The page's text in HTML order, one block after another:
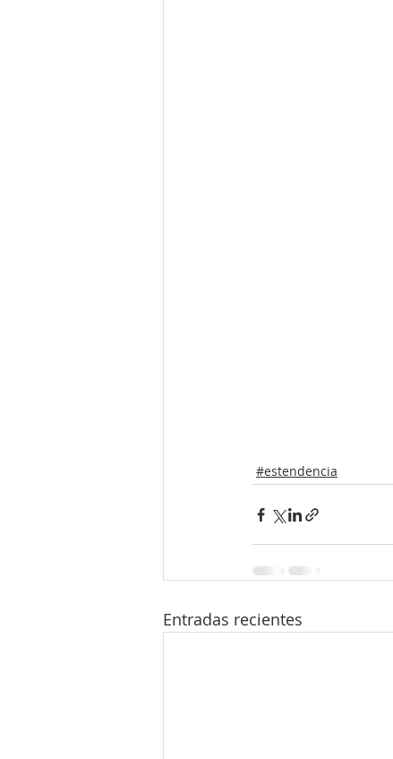
#estendencia
Entradas recientes